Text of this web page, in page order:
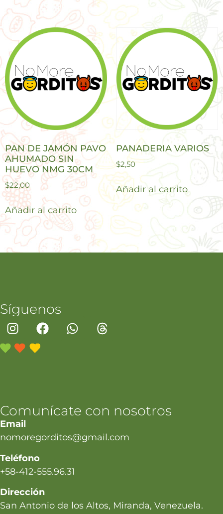
PAN DE JAMÓN PAVO
AHUMADO SIN
HUEVO NMG 30CM
$22,00
Añadir al carrito
PANADERIA VARIOS
$2,50
Añadir al carrito
Síguenos
Comunícate con nosotros
Email
nomoregorditos@gmail.com
Teléfono
+58-412-555.96.31
Dirección
San Antonio de los Altos, Miranda, Venezuela.